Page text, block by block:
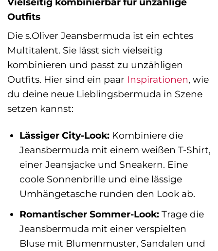
Outfits
Die s.Oliver Jeansbermuda ist ein echtes
Multitalent. Sie lässt sich vielseitig
kombinieren und passt zu unzähligen
Outfits. Hier sind ein paar Inspirationen, wie
du deine neue Lieblingsbermuda in Szene
setzen kannst:
Lässiger City-Look:Kombiniere die
Jeansbermuda mit einem weißen T-Shirt,
einer Jeansjacke und Sneakern. Eine
coole Sonnenbrille und eine lässige
Umhängetasche runden den Look ab.
Romantischer Sommer-Look:Trage die
Jeansbermuda mit einer verspielten
Bluse mit Blumenmuster, Sandalen und